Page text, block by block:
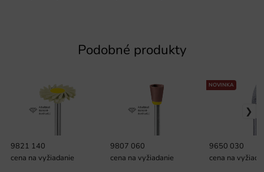
Podobné produkty
9821 140
cena na vyžiadanie
9807 060
cena na vyžiadanie
9650 030
NOVINKA
cena na